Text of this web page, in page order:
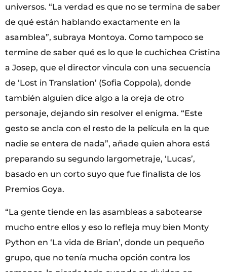
universos. “La verdad es que no se termina de saber
de qué están hablando exactamente en la
asamblea”, subraya Montoya. Como tampoco se
termine de saber qué es lo que le cuchichea Cristina
a Josep, que el director vincula con una secuencia
de ‘Lost in Translation’ (Sofia Coppola), donde
también alguien dice algo a la oreja de otro
personaje, dejando sin resolver el enigma. “Este
gesto se ancla con el resto de la película en la que
nadie se entera de nada”, añade quien ahora está
preparando su segundo largometraje, ‘Lucas’,
basado en un corto suyo que fue finalista de los
Premios Goya.
“La gente tiende en las asambleas a sabotearse
mucho entre ellos y eso lo refleja muy bien Monty
Python en ‘La vida de Brian’, donde un pequeño
grupo, que no tenía mucha opción contra los